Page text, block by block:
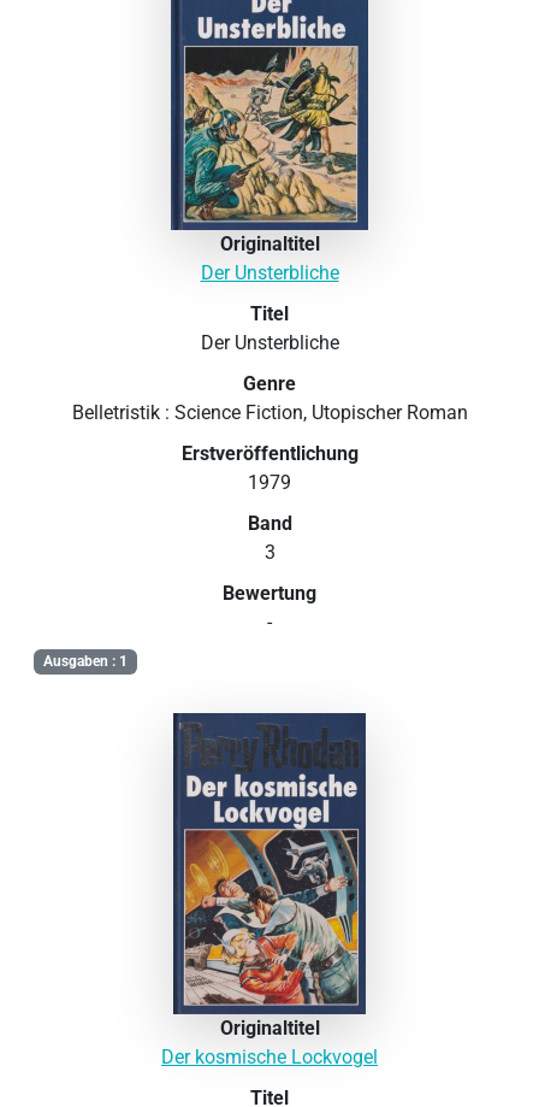
Originaltitel
Der Unsterbliche
Titel
Der Unsterbliche
Genre
Belletristik : Science Fiction, Utopischer Roman
Erstveröffentlichung
1979
Band
3
Bewertung
-
Ausgaben : 1
Originaltitel
Der kosmische Lockvogel
Titel